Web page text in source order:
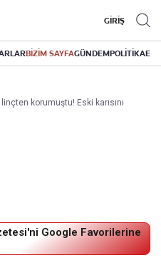
GİRİŞ
BİZİM SAYFAGÜNDEMPOLİTİKA
korumuştu! Eski karısını
Google Favorilerine